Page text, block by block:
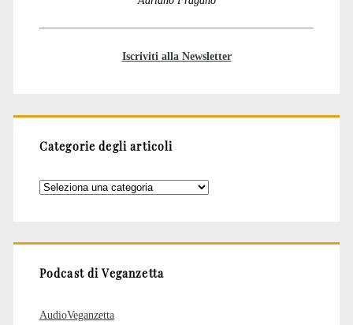
Iscriviti alla Newsletter
Categorie degli articoli
Categorie
Podcast di Veganzetta
AudioVeganzetta